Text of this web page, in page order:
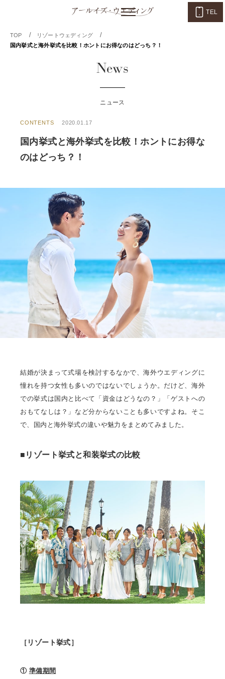
TEL
TOP / リゾートウェディング /
国内挙式と海外挙式を比較！ホントにお得なのはどっち？！
News
ニュース
CONTENTS 2020.01.17
国内挙式と海外挙式を比較！ホントにお得な
のはどっち？！
結婚が決まって式場を検討するなかで、海外ウエディングに
憧れを持つ女性も多いのではないでしょうか。だけど、海外
での挙式は国内と比べて「資金はどうなの？」「ゲストへの
おもてなしは？」など分からないことも多いですよね。そこ
で、国内と海外挙式の違いや魅力をまとめてみました。
■リゾート挙式と和装挙式の比較
［リゾート挙式］
① 準備期間